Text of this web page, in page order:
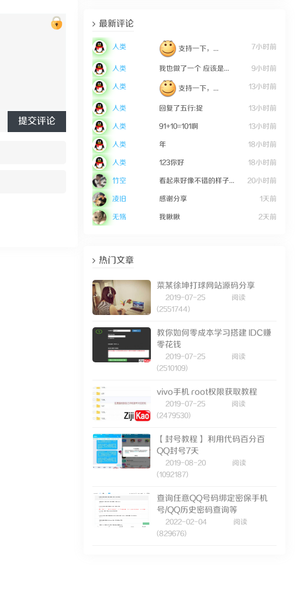
提交评论
最新评论
7小时前
人类 支持一下，...
9小时前
人类 我也做了一个 应该是...
13小时前
人类 支持一下，...
13小时前
人类 回复了五行:捉
13小时前
人类 91+10=101啊
18小时前
人类 年
18小时前
人类 123你好
20小时前
竹空 看起来好像不错的样子...
1天前
凌旧 感谢分享
2天前
无殇 我瞅瞅
热门文章
菜某徐坤打球网站源码分享
2019-07-25
阅读
(2551744)
教你如何零成本学习搭建 IDC赚
零花钱
2019-07-25
阅读
(2510109)
vivo手机 root权限获取教程
2019-07-25
阅读
(2479530)
【封号教程】 利用代码百分百
QQ封号7天
2019-08-20
阅读
(1092187)
查询任意QQ号码绑定密保手机
号/QQ历史密码查询等
2022-02-04
阅读
(829676)